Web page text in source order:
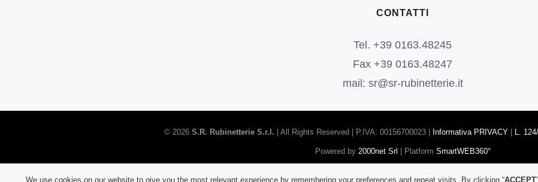
CONTATTI
Tel. +39 0163.48245
Fax +39 0163.48247
mail: sr@sr-rubinetterie.it
© 2026 S.R. Rubinetterie S.r.l. | All Rights Reserved | P.IVA: 00156700023 | Informativa PRIVACY L.
Powered by 2000net Srl | Platform SmartWEB360°
We use cookies on our website to give you the most relevant experience by remembering your preferences and repeat visits. By clicking “ACCEPT